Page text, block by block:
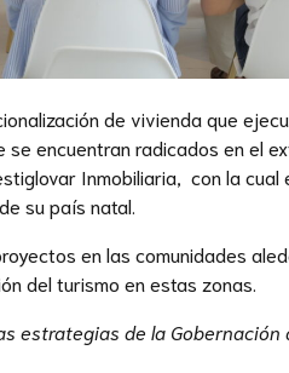
de vivienda que
encuentran radicados en el
Inmobiliaria, con la
su país natal.
en las comunidades
del turismo en estas zonas.
estrategias de la